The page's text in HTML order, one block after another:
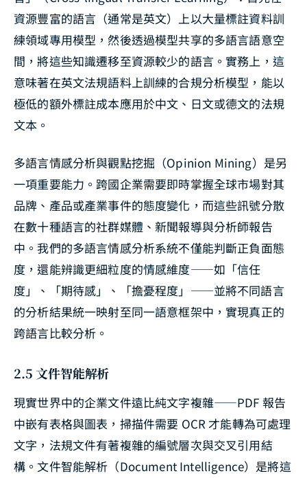
資源豐富的語言（通常是英文）上以大量標註資料訓
練領域專用模型，然後透過模型共享的多語言語意空
間，將這些知識遷移至資源較少的語言。實務上，這
意味著在英文法規語料上訓練的合規分析模型，能以
極低的額外標註成本應用於中文、日文或德文的法規
文本。
多語言情感分析與觀點挖掘（Opinion Mining）是另
一項重要能力。跨國企業需要即時掌握全球市場對其
品牌、產品或產業事件的態度變化，而這些訊號分散
在數十種語言的社群媒體、新聞報導與分析師報告
中。我們的多語言情感分析系統不僅能判斷正負面態
度，還能辨識更細粒度的情感維度——如「信任
度」、「期待感」、「擔憂程度」——並將不同語言
的分析結果統一映射至同一語意框架中，實現真正的
跨語言比較分析。
2.5 文件智能解析
現實世界中的企業文件遠比純文字複雜——PDF 報告
中嵌有表格與圖表，掃描件需要 OCR 才能轉為可處理
文字，法規文件有著複雜的編號層次與交叉引用結
構。文件智能解析（Document Intelligence）是將這